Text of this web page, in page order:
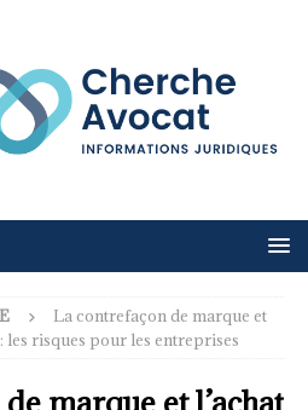
La contrefaçon de marque et
les risques pour les entreprises
marque et l’achat